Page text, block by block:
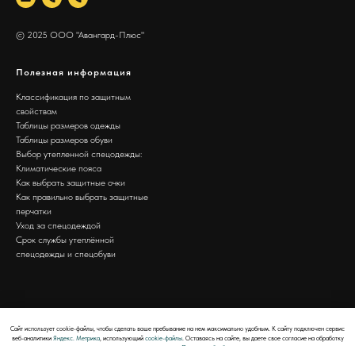
Сайт использует cookie-файлы, чтобы сделать ваше пребывание на нем максимально удобным. К cайту подключен сервис
веб-аналитики Яндекс. Метрика, использующий cookie-файлы. Оставаясь на сайте, вы даете свое согласие на обработку
© 2025 ООО "Авангард-Плюс"
Полезная информация
Классификация по защитным
свойствам
Таблицы размеров одежды
Таблицы размеров обуви
Выбор утепленной спецодежды:
Климатические пояса
Как выбрать защитные очки
Как правильно выбрать защитные
перчатки
Уход за спецодеждой
Срок службы утеплённой
спецодежды и спецобуви